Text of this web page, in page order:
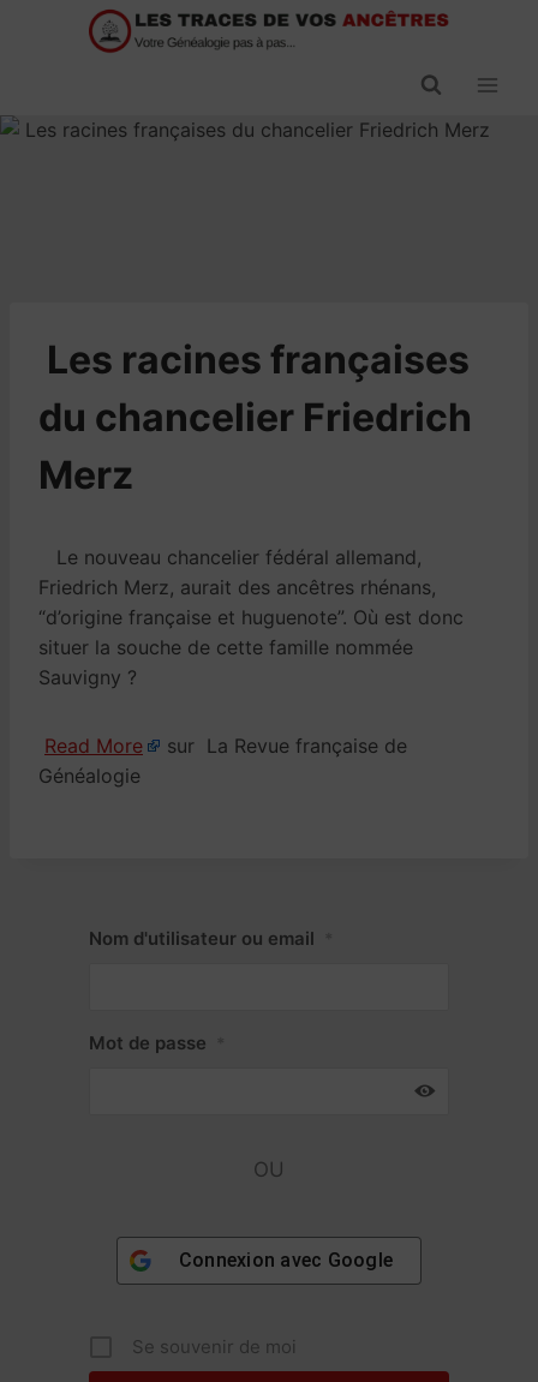
​Les racines françaises
du chancelier Friedrich
Merz
Le nouveau chancelier fédéral allemand,
Friedrich Merz, aurait des ancêtres rhénans,
“d’origine française et huguenote”. Où est donc
situer la souche de cette famille nommée
Sauvigny ?
Read More
sur La Revue française de
Généalogie
Nom d'utilisateur ou email
Mot de passe
OU
Connexion avec Google
Se souvenir de moi